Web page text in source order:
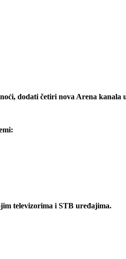
dodati četiri nova Arena kanala
televizorima i STB uređajima.